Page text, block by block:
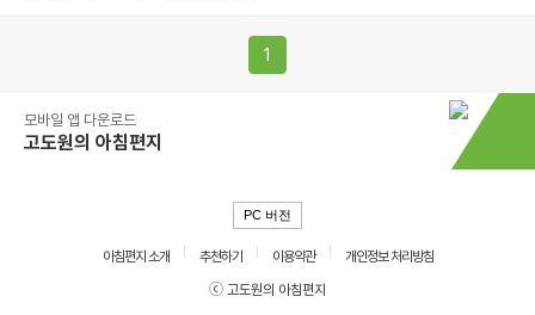
1
모바일 앱 다운로드
고도원의 아침편지
PC 버전
아침편지 소개 추천하기 이용약관
개인정보 처리방침
ⓒ 고도원의 아침편지